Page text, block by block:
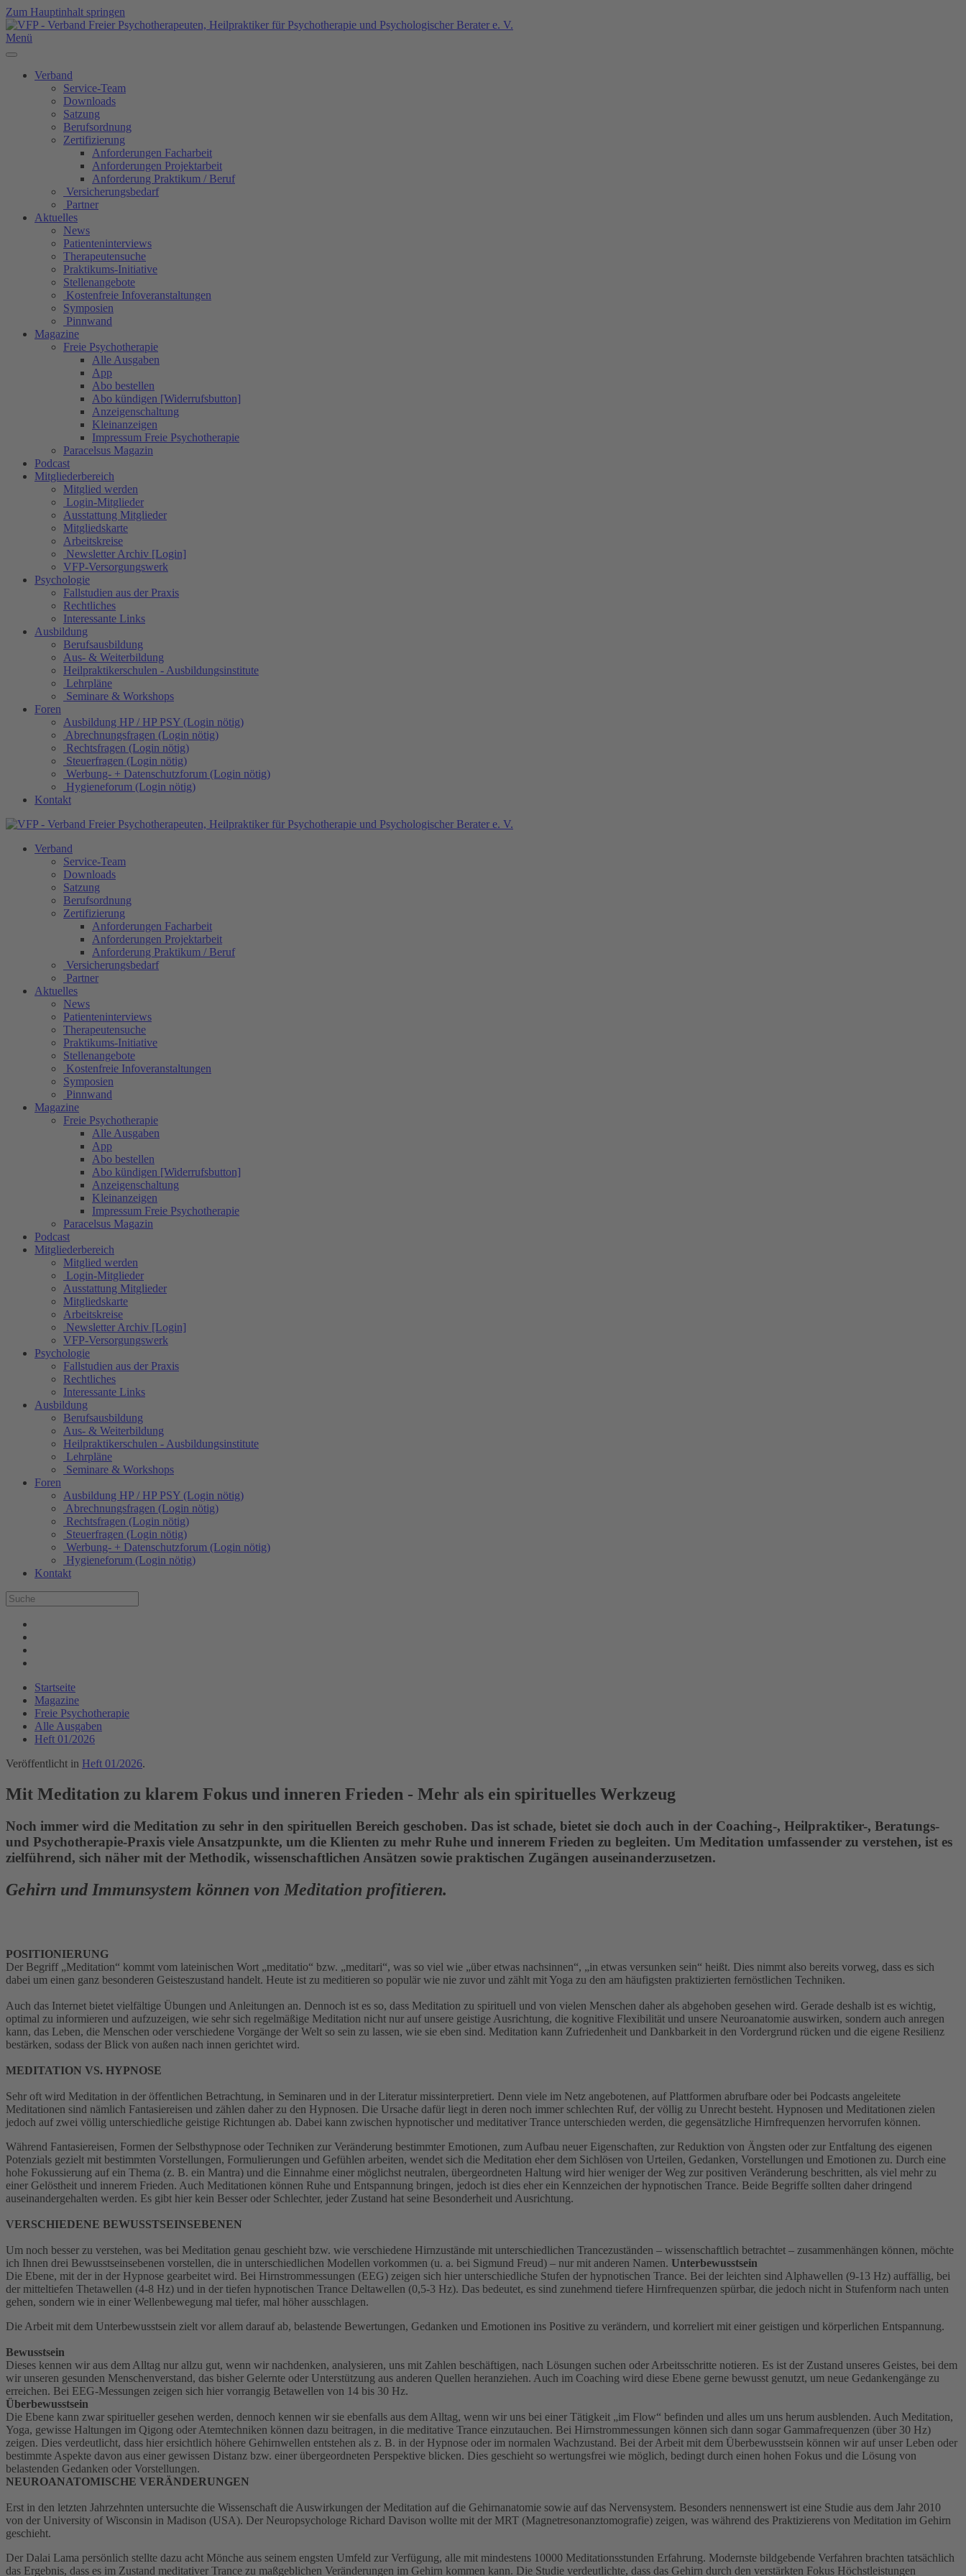
Zum Hauptinhalt springen
Menü
Verband
Service-Team
Downloads
Satzung
Berufsordnung
Zertifizierung
Anforderungen Facharbeit
Anforderungen Projektarbeit
Anforderung Praktikum / Beruf
Versicherungsbedarf
Partner
Aktuelles
News
Patienteninterviews
Therapeutensuche
Praktikums-Initiative
Stellenangebote
Kostenfreie Infoveranstaltungen
Symposien
Pinnwand
Magazine
Freie Psychotherapie
Alle Ausgaben
App
Abo bestellen
Abo kündigen [Widerrufsbutton]
Anzeigenschaltung
Kleinanzeigen
Impressum Freie Psychotherapie
Paracelsus Magazin
Podcast
Mitgliederbereich
Mitglied werden
Login-Mitglieder
Ausstattung Mitglieder
Mitgliedskarte
Arbeitskreise
Newsletter Archiv [Login]
VFP-Versorgungswerk
Psychologie
Fallstudien aus der Praxis
Rechtliches
Interessante Links
Ausbildung
Berufsausbildung
Aus- & Weiterbildung
Heilpraktikerschulen - Ausbildungsinstitute
Lehrpläne
Seminare & Workshops
Foren
Ausbildung HP / HP PSY (Login nötig)
Abrechnungsfragen (Login nötig)
Rechtsfragen (Login nötig)
Steuerfragen (Login nötig)
Werbung- + Datenschutzforum (Login nötig)
Hygieneforum (Login nötig)
Kontakt
Verband
Service-Team
Downloads
Satzung
Berufsordnung
Zertifizierung
Anforderungen Facharbeit
Anforderungen Projektarbeit
Anforderung Praktikum / Beruf
Versicherungsbedarf
Partner
Aktuelles
News
Patienteninterviews
Therapeutensuche
Praktikums-Initiative
Stellenangebote
Kostenfreie Infoveranstaltungen
Symposien
Pinnwand
Magazine
Freie Psychotherapie
Alle Ausgaben
App
Abo bestellen
Abo kündigen [Widerrufsbutton]
Anzeigenschaltung
Kleinanzeigen
Impressum Freie Psychotherapie
Paracelsus Magazin
Podcast
Mitgliederbereich
Mitglied werden
Login-Mitglieder
Ausstattung Mitglieder
Mitgliedskarte
Arbeitskreise
Newsletter Archiv [Login]
VFP-Versorgungswerk
Psychologie
Fallstudien aus der Praxis
Rechtliches
Interessante Links
Ausbildung
Berufsausbildung
Aus- & Weiterbildung
Heilpraktikerschulen - Ausbildungsinstitute
Lehrpläne
Seminare & Workshops
Foren
Ausbildung HP / HP PSY (Login nötig)
Abrechnungsfragen (Login nötig)
Rechtsfragen (Login nötig)
Steuerfragen (Login nötig)
Werbung- + Datenschutzforum (Login nötig)
Hygieneforum (Login nötig)
Kontakt
Startseite
Magazine
Freie Psychotherapie
Alle Ausgaben
Heft 01/2026
Veröffentlicht in Heft 01/2026.
Mit Meditation zu klarem Fokus und inneren Frieden - Mehr als ein spirituelles Werkzeug
Noch immer wird die Meditation zu sehr in den spirituellen Bereich geschoben. Das ist schade, bietet sie doch auch in der Coaching-, Heilpraktiker-, Beratungs-
und Psychotherapie-Praxis viele Ansatzpunkte, um die Klienten zu mehr Ruhe und innerem Frieden zu begleiten. Um Meditation umfassender zu verstehen, ist es
zielführend, sich näher mit der Methodik, wissenschaftlichen Ansätzen sowie praktischen Zugängen auseinanderzusetzen.
Gehirn und Immunsystem können von Meditation profitieren.
POSITIONIERUNG
Der Begriff „Meditation“ kommt vom lateinischen Wort „meditatio“ bzw. „meditari“, was so viel wie „über etwas nachsinnen“, „in etwas versunken sein“ heißt. Dies nimmt also bereits vorweg, dass es sich
dabei um einen ganz besonderen Geisteszustand handelt. Heute ist zu meditieren so populär wie nie zuvor und zählt mit Yoga zu den am häufigsten praktizierten fernöstlichen Techniken.
Auch das Internet bietet vielfältige Übungen und Anleitungen an. Dennoch ist es so, dass Meditation zu spirituell und von vielen Menschen daher als abgehoben gesehen wird. Gerade deshalb ist es wichtig,
optimal zu informieren und aufzuzeigen, wie sehr sich regelmäßige Meditation nicht nur auf unsere geistige Ausrichtung, die kognitive Flexibilität und unsere Neuroanatomie auswirken, sondern auch anregen
kann, das Leben, die Menschen oder verschiedene Vorgänge der Welt so sein zu lassen, wie sie eben sind. Meditation kann Zufriedenheit und Dankbarkeit in den Vordergrund rücken und die eigene Resilienz
bestärken, sodass der Blick von außen nach innen gerichtet wird.
MEDITATION VS. HYPNOSE
Sehr oft wird Meditation in der öffentlichen Betrachtung, in Seminaren und in der Literatur missinterpretiert. Denn viele im Netz angebotenen, auf Plattformen abrufbare oder bei Podcasts angeleitete
Meditationen sind nämlich Fantasiereisen und zählen daher zu den Hypnosen. Die Ursache dafür liegt in deren noch immer schlechten Ruf, der völlig zu Unrecht besteht. Hypnosen und Meditationen zielen
jedoch auf zwei völlig unterschiedliche geistige Richtungen ab. Dabei kann zwischen hypnotischer und meditativer Trance unterschieden werden, die gegensätzliche Hirnfrequenzen hervorrufen können.
Während Fantasiereisen, Formen der Selbsthypnose oder Techniken zur Veränderung bestimmter Emotionen, zum Aufbau neuer Eigenschaften, zur Reduktion von Ängsten oder zur Entfaltung des eigenen
Potenzials gezielt mit bestimmten Vorstellungen, Formulierungen und Gefühlen arbeiten, wendet sich die Meditation eher dem Sichlösen von Urteilen, Gedanken, Vorstellungen und Emotionen zu. Durch eine
hohe Fokussierung auf ein Thema (z. B. ein Mantra) und die Einnahme einer möglichst neutralen, übergeordneten Haltung wird hier weniger der Weg zur positiven Veränderung beschritten, als viel mehr zu
einer Gelöstheit und innerem Frieden. Auch Meditationen können Ruhe und Entspannung bringen, jedoch ist dies eher ein Kennzeichen der hypnotischen Trance. Beide Begriffe sollten daher dringend
auseinandergehalten werden. Es gibt hier kein Besser oder Schlechter, jeder Zustand hat seine Besonderheit und Ausrichtung.
VERSCHIEDENE BEWUSSTSEINSEBENEN
Um noch besser zu verstehen, was bei Meditation genau geschieht bzw. wie verschiedene Hirnzustände mit unterschiedlichen Trancezuständen – wissenschaftlich betrachtet – zusammenhängen können, möchte
ich Ihnen drei Bewusstseinsebenen vorstellen, die in unterschiedlichen Modellen vorkommen (u. a. bei Sigmund Freud) – nur mit anderen Namen. Unterbewusstsein
Die Ebene, mit der in der Hypnose gearbeitet wird. Bei Hirnstrommessungen (EEG) zeigen sich hier unterschiedliche Stufen der hypnotischen Trance. Bei der leichten sind Alphawellen (9-13 Hz) auffällig, bei
der mitteltiefen Thetawellen (4-8 Hz) und in der tiefen hypnotischen Trance Deltawellen (0,5-3 Hz). Das bedeutet, es sind zunehmend tiefere Hirnfrequenzen spürbar, die jedoch nicht in Stufenform nach unten
gehen, sondern wie in einer Wellenbewegung mal tiefer, mal höher ausschlagen.
Die Arbeit mit dem Unterbewusstsein zielt vor allem darauf ab, belastende Bewertungen, Gedanken und Emotionen ins Positive zu verändern, und korreliert mit einer geistigen und körperlichen Entspannung.
Bewusstsein
Dieses kennen wir aus dem Alltag nur allzu gut, wenn wir nachdenken, analysieren, uns mit Zahlen beschäftigen, nach Lösungen suchen oder Arbeitsschritte notieren. Es ist der Zustand unseres Geistes, bei dem
wir unseren gesunden Menschenverstand, das bisher Gelernte oder Unterstützung aus anderen Quellen heranziehen. Auch im Coaching wird diese Ebene gerne bewusst genutzt, um neue Gedankengänge zu
erreichen. Bei EEG-Messungen zeigen sich hier vorrangig Betawellen von 14 bis 30 Hz.
Überbewusstsein
Die Ebene kann zwar spiritueller gesehen werden, dennoch kennen wir sie ebenfalls aus dem Alltag, wenn wir uns bei einer Tätigkeit „im Flow“ befinden und alles um uns herum ausblenden. Auch Meditation,
Yoga, gewisse Haltungen im Qigong oder Atemtechniken können dazu beitragen, in die meditative Trance einzutauchen. Bei Hirnstrommessungen können sich dann sogar Gammafrequenzen (über 30 Hz)
zeigen. Dies verdeutlicht, dass hier ersichtlich höhere Gehirnwellen entstehen als z. B. in der Hypnose oder im normalen Wachzustand. Bei der Arbeit mit dem Überbewusstsein können wir auf unser Leben oder
bestimmte Aspekte davon aus einer gewissen Distanz bzw. einer übergeordneten Perspektive blicken. Dies geschieht so wertungsfrei wie möglich, bedingt durch einen hohen Fokus und die Lösung von
belastenden Gedanken oder Vorstellungen.
NEUROANATOMISCHE VERÄNDERUNGEN
Erst in den letzten Jahrzehnten untersuchte die Wissenschaft die Auswirkungen der Meditation auf die Gehirnanatomie sowie auf das Nervensystem. Besonders nennenswert ist eine Studie aus dem Jahr 2010
von der University of Wisconsin in Madison (USA). Der Neuropsychologe Richard Davison wollte mit der MRT (Magnetresonanztomografie) zeigen, was während des Praktizierens von Meditation im Gehirn
geschieht.
Der Dalai Lama persönlich stellte dazu acht Mönche aus seinem engsten Umfeld zur Verfügung, alle mit mindestens 10000 Meditationsstunden Erfahrung. Modernste bildgebende Verfahren brachten tatsächlich
das Ergebnis, dass es im Zustand meditativer Trance zu maßgeblichen Veränderungen im Gehirn kommen kann. Die Studie verdeutlichte, dass das Gehirn durch den verstärkten Fokus Höchstleistungen